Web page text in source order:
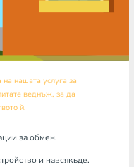
нашата услуга за
веднъж, за да
й.
за обмен.
и навсякъде.